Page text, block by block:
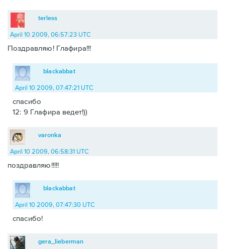
terless
April 10 2009, 06:57:23 UTC
Поздравляю! Глафира!!!
blackabbat
April 10 2009, 07:47:21 UTC
спасибо
12: 9 Глафира ведет!))
varonka
April 10 2009, 06:58:31 UTC
поздравляю!!!!!
blackabbat
April 10 2009, 07:47:30 UTC
спасибо!
gera_lieberman